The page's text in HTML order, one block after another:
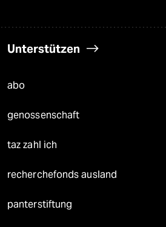
Unterstützen
abo
genossenschaft
taz zahl ich
recherchefonds ausland
panterstiftung